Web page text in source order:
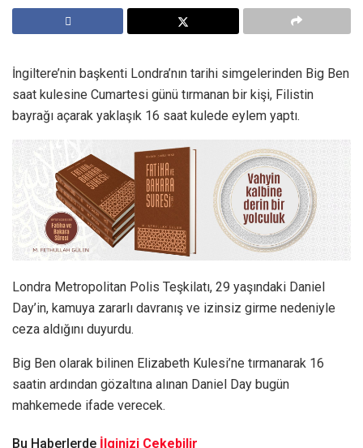
İngiltere’nin başkenti Londra’nın tarihi simgelerinden Big Ben
saat kulesine Cumartesi günü tırmanan bir kişi, Filistin
bayrağı açarak yaklaşık 16 saat kulede eylem yaptı.
Londra Metropolitan Polis Teşkilatı, 29 yaşındaki Daniel
Day’in, kamuya zararlı davranış ve izinsiz girme nedeniyle
ceza aldığını duyurdu.
Big Ben olarak bilinen Elizabeth Kulesi’ne tırmanarak 16
saatin ardından gözaltına alınan Daniel Day bugün
mahkemede ifade verecek.
Bu Haberlerde İlginizi Çekebilir